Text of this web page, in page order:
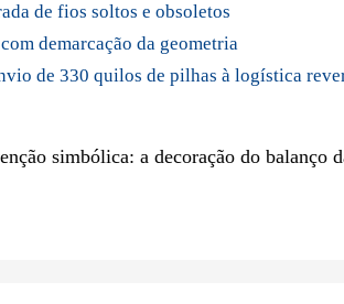
de fios soltos e obsoletos
demarcação da geometria
de 330 quilos de pilhas à logística
simbólica: a decoração do balanço